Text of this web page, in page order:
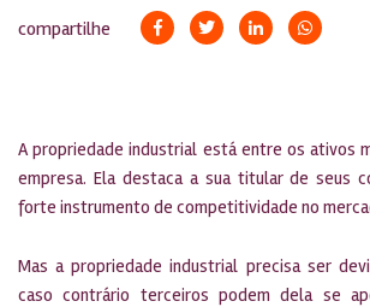
compartilhe
A propriedade industrial está entre os ativos
empresa. Ela destaca a sua titular de seus
forte instrumento de competitividade no
Mas a propriedade industrial precisa ser
caso contrário terceiros podem dela se